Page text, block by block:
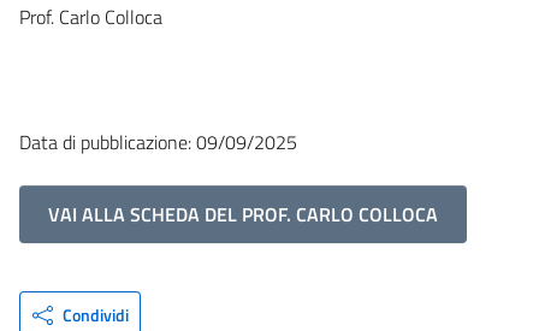
Prof. Carlo Colloca
Data di pubblicazione: 09/09/2025
VAI ALLA SCHEDA DEL PROF. CARLO COLLOCA
Condividi